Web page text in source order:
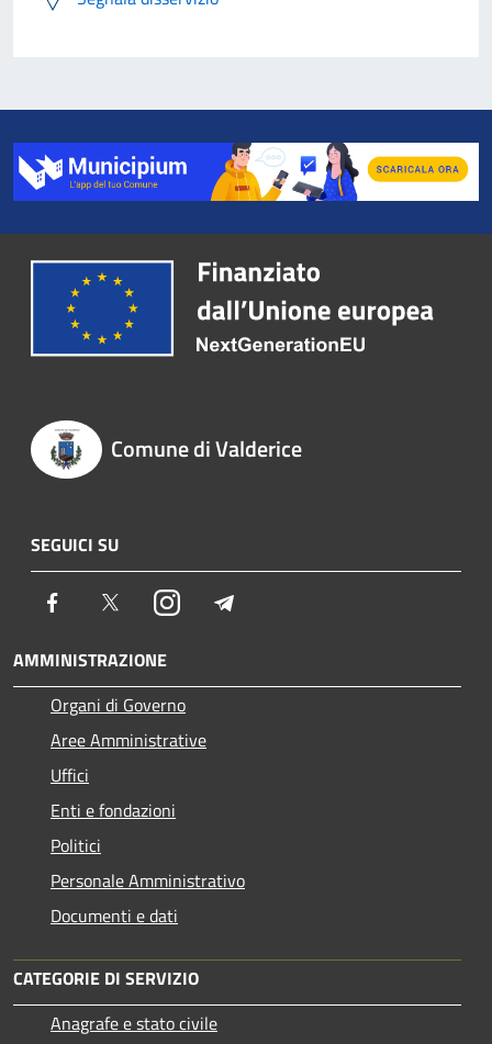
Comune di Valderice
SEGUICI SU
Facebook TwitterInstagram
AMMINISTRAZIONE
Organi di Governo
Aree Amministrative
Uffici
Enti e fondazioni
Politici
Personale Amministrativo
Documenti e dati
CATEGORIE DI SERVIZIO
Anagrafe e stato civile